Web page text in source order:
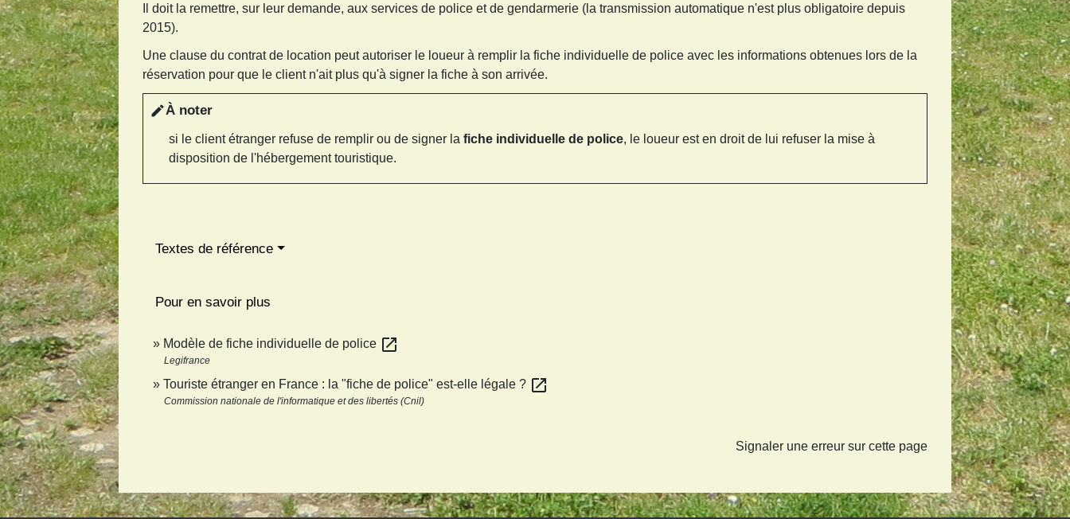
Il doit la remettre, sur leur demande, aux services de police et de gendarmerie (la transmission automatique n'est plus obligatoire depuis
2015).
Une clause du contrat de location peut autoriser le loueur à remplir la fiche individuelle de police avec les informations obtenues lors de la
réservation pour que le client n'ait plus qu'à signer la fiche à son arrivée.
editÀ noter
si le client étranger refuse de remplir ou de signer lafiche individuelle de police, le loueur est en droit de lui refuser la mise à
disposition de l'hébergement touristique.
Textes de référence
Pour en savoir plus
Modèle de fiche individuelle de police open_in_new
Legifrance
Touriste étranger en France : la "fiche de police" est-elle légale ? open_in_new
Commission nationale de l'informatique et des libertés (Cnil)
Signaler une erreur sur cette page